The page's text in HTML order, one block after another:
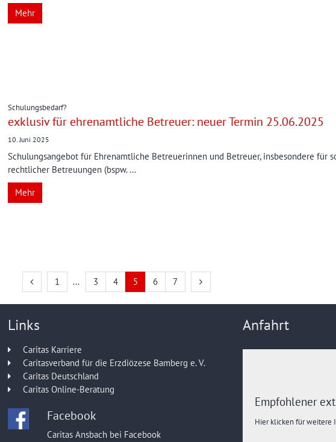
Mehr
Schulungsbedarf?:
exklusiv für ehrenamtliche Betreuer: neuer Termin 25.06.2025
10. Juni 2025
Schulungsangebot für Ehrenamtliche Betreuerinnen und Betreuer, insbesondere für
rechtlicher Betreuungen (bspw. ...
Mehr
Vorherige Seite
Erste Seite
1 3 4 5 6 7 Nächste Seite
Links
Caritas Karriere
Caritasverband für die Erzdiözese Bamberg e. V.
Caritas Deutschland
Caritas Online-Beratung
Facebook
Caritas Ansbach bei Facebook
Anfahrt
Empfohlener
Hier klicken für weitere